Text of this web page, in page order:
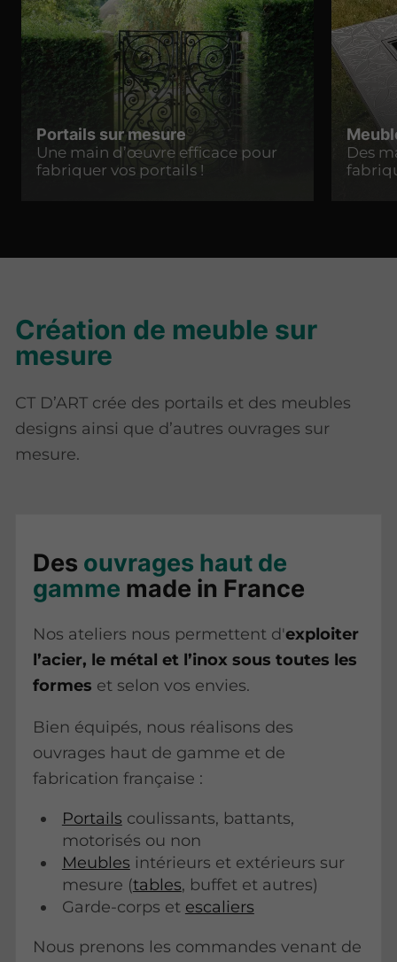
Portails sur mesure
Une main d’œuvre efficace pour
fabriquer vos portails !
Des
Création de meuble sur
mesure
CT D’ART crée des portails et des meubles
designs ainsi que d’autres ouvrages sur
mesure.
Des ouvrages haut de
gamme made in France
Nos ateliers nous permettent d'exploiter
l’acier, le métal et l’inox sous toutes les
formes et selon vos envies.
Bien équipés, nous réalisons des
ouvrages haut de gamme et de
fabrication française :
Portails coulissants, battants,
motorisés ou non
Meubles intérieurs et extérieurs sur
mesure (tables, buffet et autres)
Garde-corps et escaliers
Nous prenons les commandes venant de